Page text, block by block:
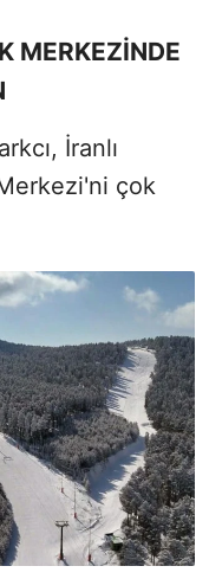
MERKEZİNDE
İranlı
çok